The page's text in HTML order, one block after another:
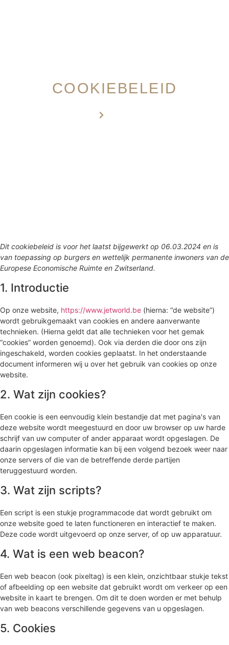
COOKIEBELEID
Dit cookiebeleid is voor het laatst bijgewerkt op 06.03.2024 en is
van toepassing op burgers en wettelijk permanente inwoners van de
Europese Economische Ruimte en Zwitserland.
1. Introductie
Op onze website, https://www.jetworld.be (hierna: “de website”)
wordt gebruikgemaakt van cookies en andere aanverwante
technieken. (Hierna geldt dat alle technieken voor het gemak
“cookies” worden genoemd). Ook via derden die door ons zijn
ingeschakeld, worden cookies geplaatst. In het onderstaande
document informeren wij u over het gebruik van cookies op onze
website.
2. Wat zijn cookies?
Een cookie is een eenvoudig klein bestandje dat met pagina's van
deze website wordt meegestuurd en door uw browser op uw harde
schrijf van uw computer of ander apparaat wordt opgeslagen. De
daarin opgeslagen informatie kan bij een volgend bezoek weer naar
onze servers of die van de betreffende derde partijen
teruggestuurd worden.
3. Wat zijn scripts?
Een script is een stukje programmacode dat wordt gebruikt om
onze website goed te laten functioneren en interactief te maken.
Deze code wordt uitgevoerd op onze server, of op uw apparatuur.
4. Wat is een web beacon?
Een web beacon (ook pixeltag) is een klein, onzichtbaar stukje tekst
of afbeelding op een website dat gebruikt wordt om verkeer op een
website in kaart te brengen. Om dit te doen worden er met behulp
van web beacons verschillende gegevens van u opgeslagen.
5. Cookies